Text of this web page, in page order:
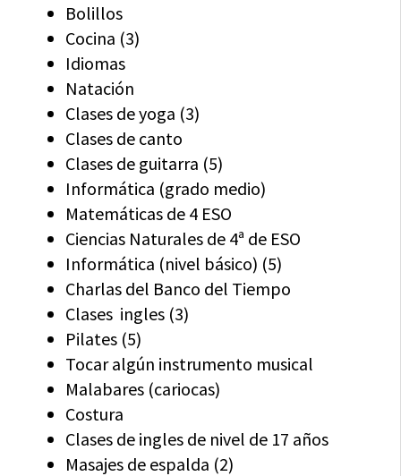
Bolillos
Cocina (3)
Idiomas
Natación
Clases de yoga (3)
Clases de canto
Clases de guitarra (5)
Informática (grado medio)
Matemáticas de 4 ESO
Ciencias Naturales de 4ª de ESO
Informática (nivel básico) (5)
Charlas del Banco del Tiempo
Clases ingles (3)
Pilates (5)
Tocar algún instrumento musical
Malabares (cariocas)
Costura
Clases de ingles de nivel de 17 años
Masajes de espalda (2)